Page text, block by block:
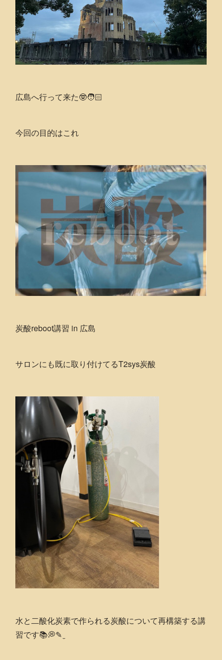
広島へ行って来た🤓🧑🏻
今回の目的はこれ
炭酸reboot講習 in 広島
サロンにも既に取り付けてるT2sys炭酸
水と二酸化炭素で作られる炭酸について再構築する講
習です📚💭✎ ̼